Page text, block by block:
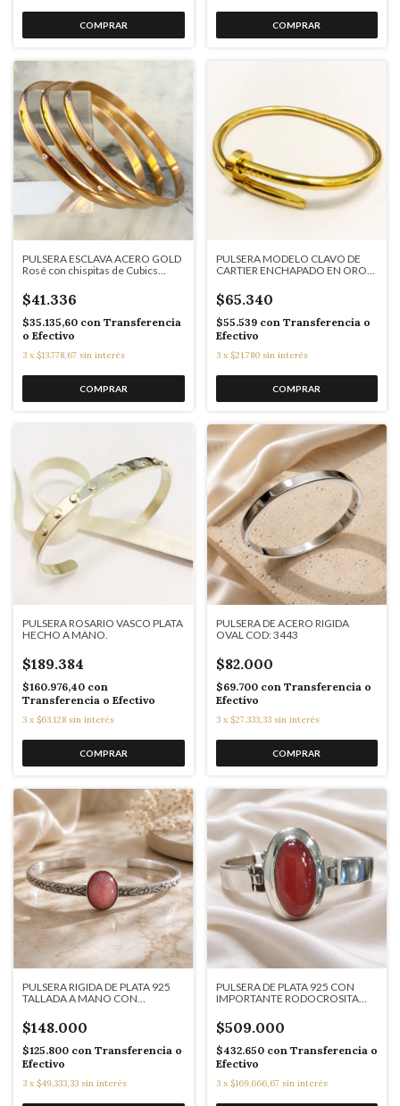
PULSERA ESCLAVA ACERO GOLD
Rosé con chispitas de Cubics
$41.336
$35.135,60 con Transferencia
o Efectivo
3 x $13.778,67 sin interés
PULSERA MODELO CLAVO DE
CARTIER ENCHAPADO EN ORO
$65.340
$55.539 con Transferencia o
Efectivo
3 x $21.780 sin interés
PULSERA ROSARIO VASCO PLATA
HECHO A MANO.
$189.384
$160.976,40 con
Transferencia o Efectivo
3 x $63.128 sin interés
PULSERA DE ACERO RIGIDA
OVAL COD: 3443
$82.000
$69.700 con Transferencia o
Efectivo
3 x $27.333,33 sin interés
PULSERA RIGIDA DE PLATA 925
TALLADA A MANO CON
$148.000
$125.800 con Transferencia o
Efectivo
3 x $49.333,33 sin interés
PULSERA DE PLATA 925 CON
IMPORTANTE RODOCROSITA
$509.000
$432.650 con Transferencia o
Efectivo
3 x $169.666,67 sin interés